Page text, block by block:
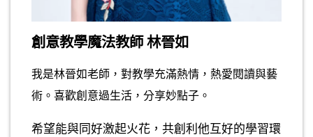
創意教學魔法教師 林晉如
我是林晉如老師，對教學充滿熱情，熱愛閱讀與藝
術。喜歡創意過生活，分享妙點子。
希望能與同好激起火花，共創利他互好的學習環